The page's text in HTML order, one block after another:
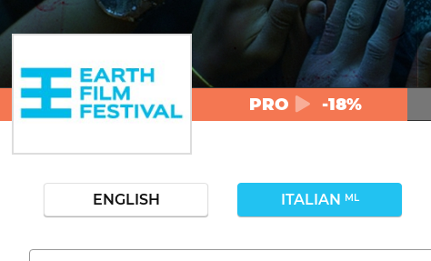
PRO -18%
ENGLISH ITALIAN ML